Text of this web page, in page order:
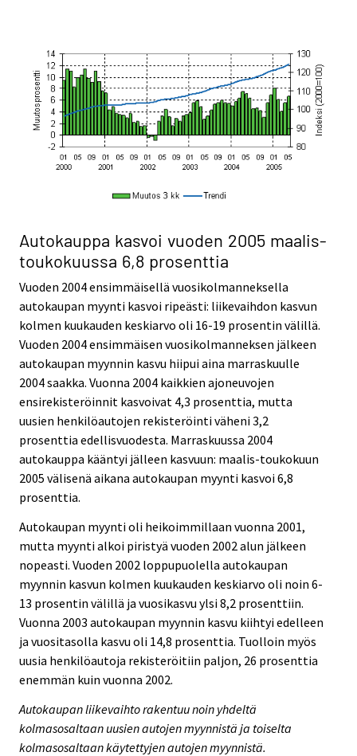
Autokauppa kasvoi vuoden 2005 maalis-
toukokuussa 6,8 prosenttia
Vuoden 2004 ensimmäisellä vuosikolmanneksella
autokaupan myynti kasvoi ripeästi: liikevaihdon kasvun
kolmen kuukauden keskiarvo oli 16-19 prosentin välillä.
Vuoden 2004 ensimmäisen vuosikolmanneksen jälkeen
autokaupan myynnin kasvu hiipui aina marraskuulle
2004 saakka. Vuonna 2004 kaikkien ajoneuvojen
ensirekisteröinnit kasvoivat 4,3 prosenttia, mutta
uusien henkilöautojen rekisteröinti väheni 3,2
prosenttia edellisvuodesta. Marraskuussa 2004
autokauppa kääntyi jälleen kasvuun: maalis-toukokuun
2005 välisenä aikana autokaupan myynti kasvoi 6,8
prosenttia.
Autokaupan myynti oli heikoimmillaan vuonna 2001,
mutta myynti alkoi piristyä vuoden 2002 alun jälkeen
nopeasti. Vuoden 2002 loppupuolella autokaupan
myynnin kasvun kolmen kuukauden keskiarvo oli noin 6-
13 prosentin välillä ja vuosikasvu ylsi 8,2 prosenttiin.
Vuonna 2003 autokaupan myynnin kasvu kiihtyi edelleen
ja vuositasolla kasvu oli 14,8 prosenttia. Tuolloin myös
uusia henkilöautoja rekisteröitiin paljon, 26 prosenttia
enemmän kuin vuonna 2002.
Autokaupan liikevaihto rakentuu noin yhdeltä
kolmasosaltaan uusien autojen myynnistä ja toiselta
kolmasosaltaan käytettyjen autojen myynnistä.